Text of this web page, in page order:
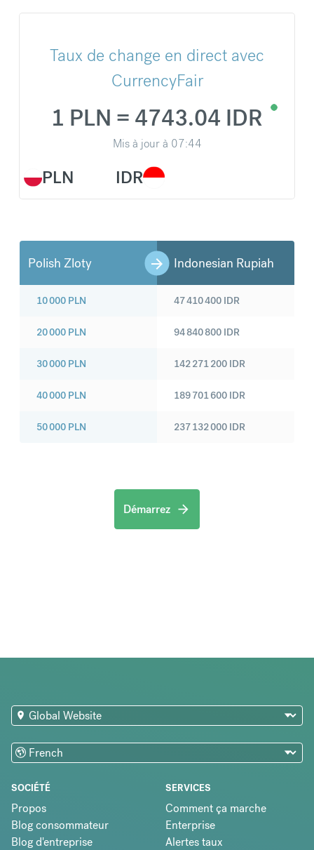
Taux de change en direct avec
CurrencyFair
PLN
1 PLN = 4743.04 IDR
Mis à jour à 07:44
IDR
Polish Zloty Indonesian Rupiah
10 000 PLN
20 000 PLN
30 000 PLN
40 000 PLN
50 000 PLN
47 410 400 IDR
94 840 800 IDR
142 271 200 IDR
189 701 600 IDR
237 132 000 IDR
Démarrez
SOCIÉTÉ
Propos
Blog consommateur
Blog d'entreprise
SERVICES
Comment ça marche
Enterprise
Alertes taux